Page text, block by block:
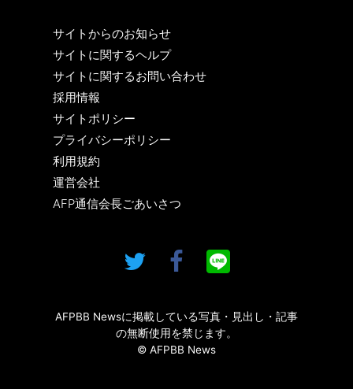
サイトからのお知らせ
サイトに関するヘルプ
サイトに関するお問い合わせ
採用情報
サイトポリシー
プライバシーポリシー
利用規約
運営会社
AFP通信会長ごあいさつ
AFPBB Newsに掲載している写真・見出し・記事
の無断使用を禁じます。
© AFPBB News